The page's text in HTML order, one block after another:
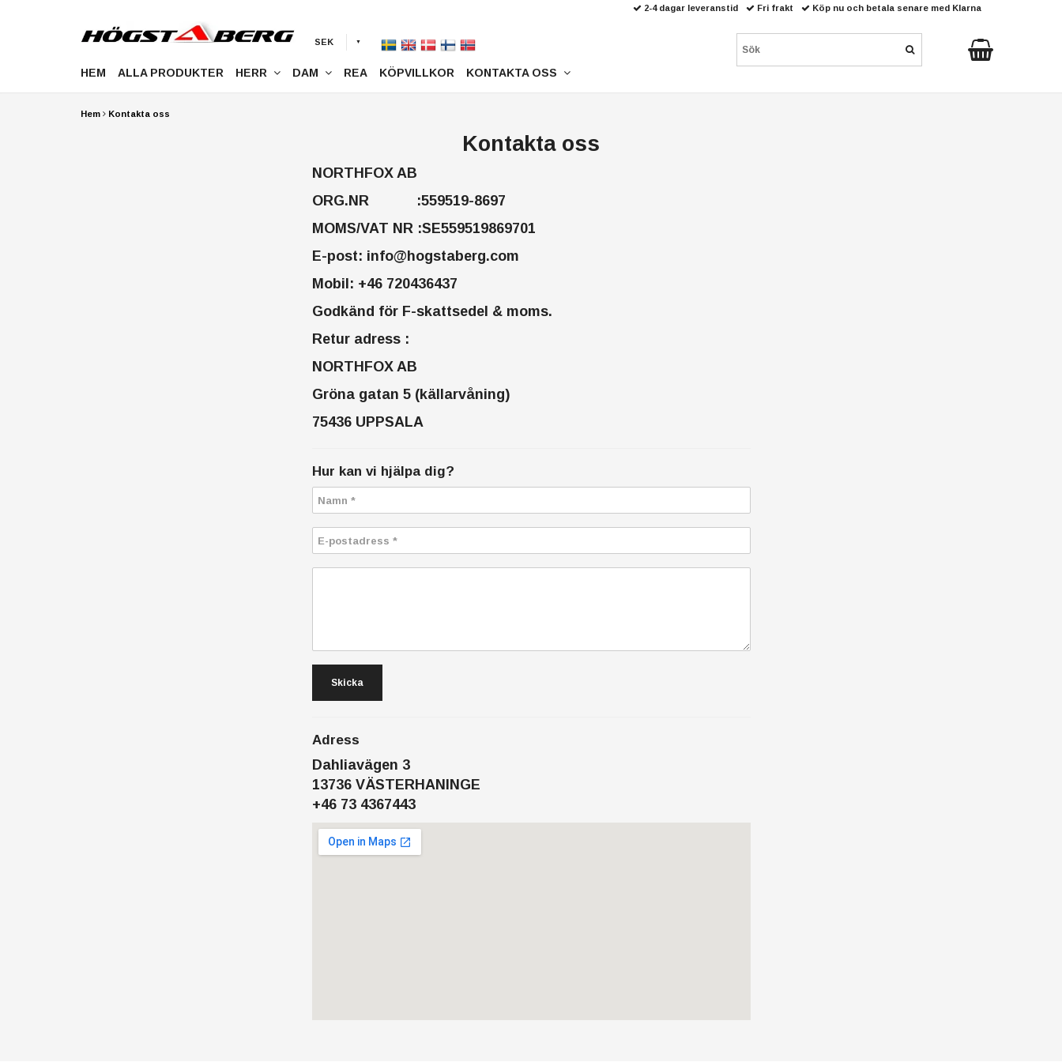
Hem Kontakta oss
Kontakta oss
NORTHFOX AB
ORG.NR :559519-8697
MOMS/VAT NR :SE559519869701
E-post: info@hogstaberg.com
Mobil: +46 720436437
Godkänd för F-skattsedel & moms.
Retur adress :
NORTHFOX AB
Gröna gatan 5(källarvåning)
75436 UPPSALA
Hur kan vi hjälpa dig?
Skicka
Adress
Dahliavägen 3
13736 VÄSTERHANINGE
+46 73 4367443
SEK
2-4 dagar leveranstid Fri frakt Köp nu och betala senare med Klarna
HEM ALLA PRODUKTER HERR DAM REA KÖPVILLKOR KONTAKTA OSS